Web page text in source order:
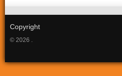
Copyright
© 2026 .